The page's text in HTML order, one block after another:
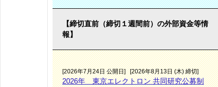
【締切直前（締切１週間前）の外部資金等情
報】
[2026年7月24日 公開日] [2026年8月13日 (木) 締切]
2026年 東京エレクトロン 共同研究公募制